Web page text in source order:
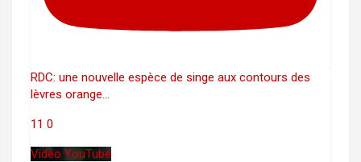
RDC: une nouvelle espèce de singe aux contours des
lèvres orange
11 0
Vidéo YouTube